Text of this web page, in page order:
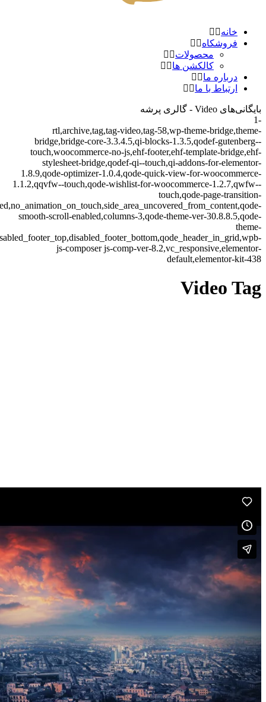
خانه
فروشکاه
محصولات
کالکشن ها
درباره ما
ارتباط با ما
بایگانی‌های Video - گالری پرشه
-1
rtl,archive,tag,tag-video,tag-58,wp-theme-bridge,theme-
bridge,bridge-core-3.3.4.5,qi-blocks-1.3.5,qodef-gutenberg--
touch,woocommerce-no-js,ehf-footer,ehf-template-bridge,ehf-
stylesheet-bridge,qodef-qi--touch,qi-addons-for-elementor-
1.8.9,qode-optimizer-1.0.4,qode-quick-view-for-woocommerce-
1.1.2,qqvfw--touch,qode-wishlist-for-woocommerce-1.2.7,qwfw--
touch,qode-page-transition-
smooth-scroll-enabled,columns-3,qode-theme-ver-30.8.8.5,qode-
theme-
js-composer js-comp-ver-8.2,vc_responsive,elementor-
default,elementor-kit-438
Video Tag